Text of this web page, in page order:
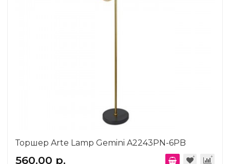
Торшер Arte Lamp Gemini A2243PN-6PB
560.00 р.